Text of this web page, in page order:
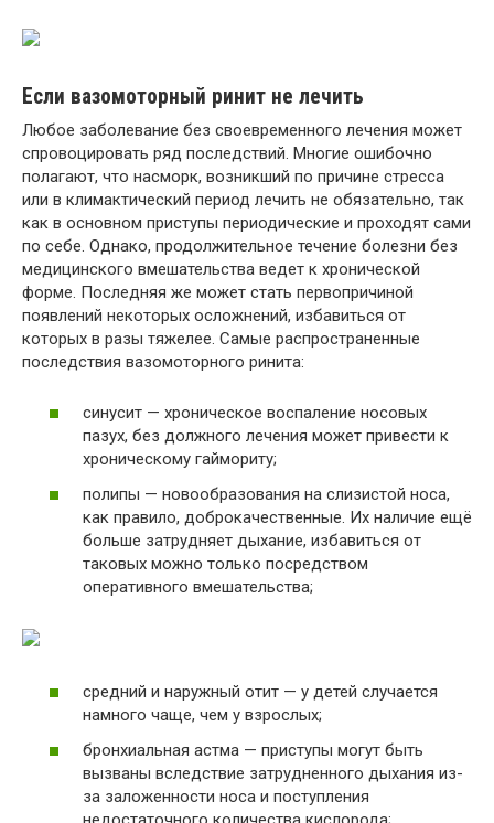
Если вазомоторный ринит не лечить
Любое заболевание без своевременного лечения может
спровоцировать ряд последствий. Многие ошибочно
полагают, что насморк, возникший по причине стресса
или в климактический период лечить не обязательно, так
как в основном приступы периодические и проходят сами
по себе. Однако, продолжительное течение болезни без
медицинского вмешательства ведет к хронической
форме. Последняя же может стать первопричиной
появлений некоторых осложнений, избавиться от
которых в разы тяжелее. Самые распространенные
последствия вазомоторного ринита:
синусит — хроническое воспаление носовых
пазух, без должного лечения может привести к
хроническому гаймориту;
полипы — новообразования на слизистой носа,
как правило, доброкачественные. Их наличие ещё
больше затрудняет дыхание, избавиться от
таковых можно только посредством
оперативного вмешательства;
средний и наружный отит — у детей случается
намного чаще, чем у взрослых;
бронхиальная астма — приступы могут быть
вызваны вследствие затрудненного дыхания из-
за заложенности носа и поступления